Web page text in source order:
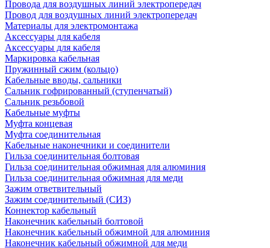
Провода для воздушных линий электропередач
Провод для воздушных линий электропередач
Материалы для электромонтажа
Аксессуары для кабеля
Аксессуары для кабеля
Маркировка кабельная
Пружинный сжим (кольцо)
Кабельные вводы, сальники
Сальник гофрированный (ступенчатый)
Сальник резьбовой
Кабельные муфты
Муфта концевая
Муфта соединительная
Кабельные наконечники и соединители
Гильза соединительная болтовая
Гильза соединительная обжимная для алюминия
Гильза соединительная обжимная для меди
Зажим ответвительный
Зажим соединительный (СИЗ)
Коннектор кабельный
Наконечник кабельный болтовой
Наконечник кабельный обжимной для алюминия
Наконечник кабельный обжимной для меди